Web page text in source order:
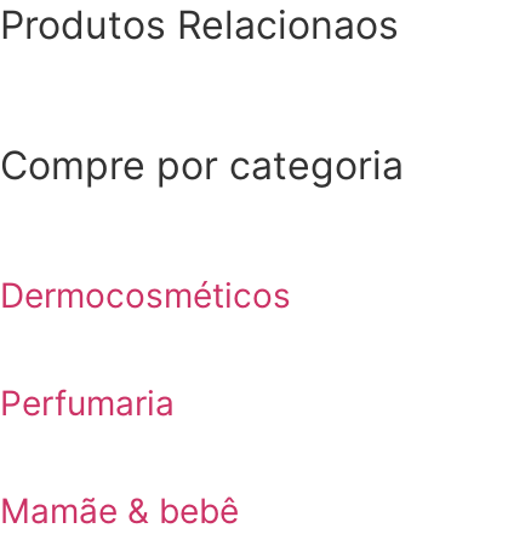
Produtos Relacionaos
Compre por categoria
Dermocosméticos
Perfumaria
Mamãe & bebê